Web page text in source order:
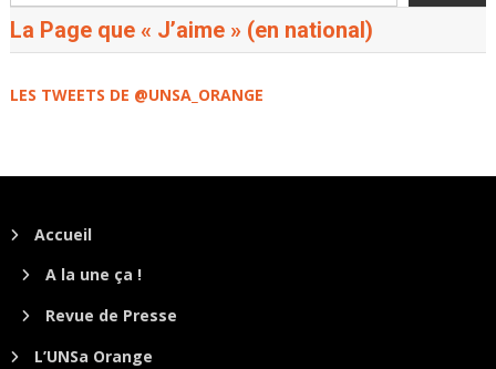
La Page que « J’aime » (en national)
LES TWEETS DE @UNSA_ORANGE
Accueil
A la une ça !
Revue de Presse
L’UNSa Orange